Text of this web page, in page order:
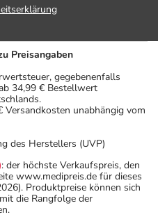
Preisangaben
gegebenenfalls
34,99 € Bestellwert
Versandkosten unabhängig vom
des Herstellers (UVP)
: der höchste Verkaufspreis, den
www.medipreis.de für dieses
Produktpreise können sich
die Rangfolge der